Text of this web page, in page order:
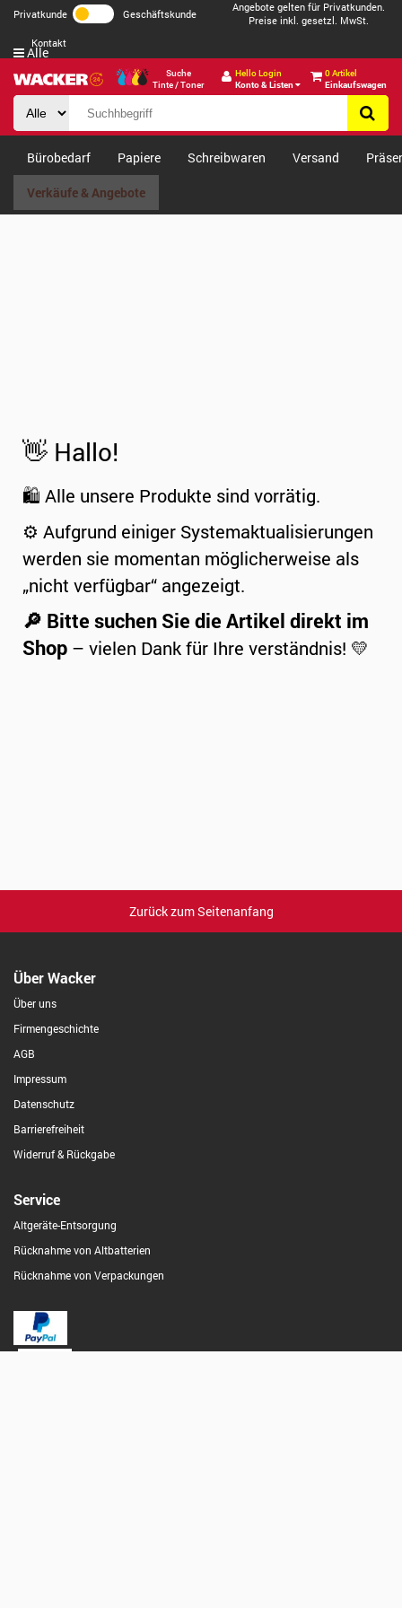
Privatkunde Geschäftskunde
Angebote gelten für Privatkunden.
Preise inkl. gesetzl. MwSt.
Kontakt
Suche
Tinte / Toner
Hello Login
Konto & Listen
0 Artikel
Einkaufswagen
Alle
Bürobedarf Papiere Schreibwaren Versand
Verkäufe & Angebote
👋 Hallo!
🛍️ Alle unsere Produkte sind vorrätig.
⚙️ Aufgrund einiger Systemaktualisierungen
werden sie momentan möglicherweise als
„nicht verfügbar“ angezeigt.
🔎 Bitte suchen Sie die Artikel direkt im
Shop – vielen Dank für Ihre verständnis! 💛
Zurück zum Seitenanfang
Über Wacker
Über uns
Firmengeschichte
AGB
Impressum
Datenschutz
Barrierefreiheit
Widerruf & Rückgabe
Service
Altgeräte-Entsorgung
Rücknahme von Altbatterien
Rücknahme von Verpackungen